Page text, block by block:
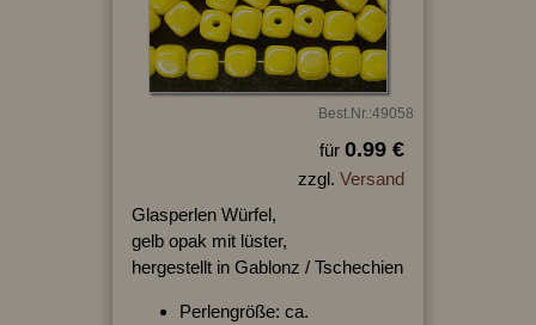
Best.Nr.:49058
für 0.99 €
zzgl. Versand
Glasperlen Würfel,
gelb opak mit lüster,
hergestellt in Gablonz / Tschechien
Perlengröße: ca.